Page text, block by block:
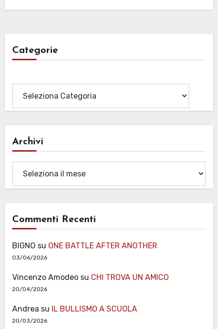
Categorie
Archivi
Commenti Recenti
BIGNO su ONE BATTLE AFTER ANOTHER
03/06/2026
Vincenzo Amodeosu CHI TROVA UN AMICO
20/04/2026
Andrea su IL BULLISMO A SCUOLA
20/03/2026